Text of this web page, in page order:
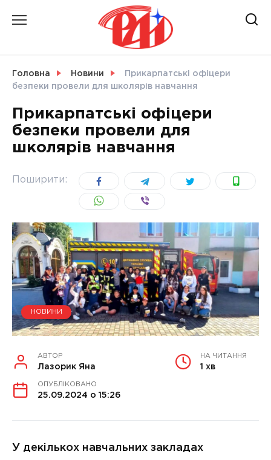
Головна Новини
Прикарпатські офіцери
безпеки провели для школярів навчання
Прикарпатські офіцери
безпеки провели для
школярів навчання
Поширити:
НОВИНИ
АВТОР
Лазорик Яна
НА ЧИТАННЯ
1 хв
ОПУБЛІКОВАНО
25.09.2024 о 15:26
У декількох навчальних закладах